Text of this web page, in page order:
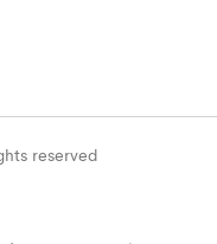
reserved